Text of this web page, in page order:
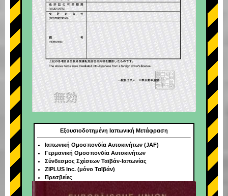
Εξουσιοδοτημένη Ιαπωνική Μετάφραση
Ιαπωνική Ομοσπονδία Αυτοκινήτων (JAF)
Γερμανική Ομοσπονδία Αυτοκινήτων
Σύνδεσμος Σχέσεων Ταϊβάν-Ιαπωνίας
ZIPLUS Inc. (μόνο Ταϊβάν)
Πρεσβείες